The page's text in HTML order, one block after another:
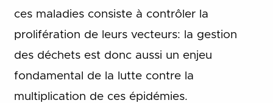
ces maladies consiste à contrôler la
prolifération de leurs vecteurs: la gestion
des déchets est donc aussi un enjeu
fondamental de la lutte contre la
multiplication de ces épidémies.